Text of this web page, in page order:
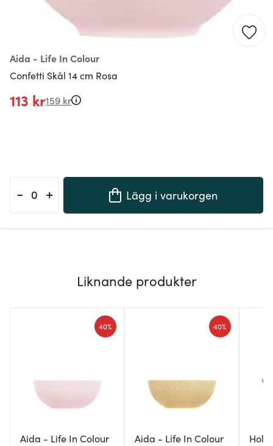
Aida - Life In Colour
Confetti Skål 14 cm Rosa
113 kr159 kr
- + Lägg i varukorgen
Liknande produkter
Aida - Life In Colour
40%
Aida - Life In Colour
40%